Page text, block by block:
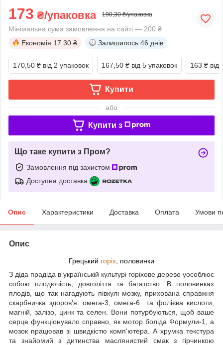
173 ₴/упаковка 190,30 ₴/упаковка
Мінімальна сума замовлення на сайті — 200 ₴
Економія 17.30 ₴ Залишилось 46 днів
170,50 ₴ від 2 упаковок 167,50 ₴ від 5 упаковок 163 ₴ від
Купити
або
Купити з
Що таке купити з Пром?
Замовлення під захистом
Доступна доставка
Опис Характеристики Доставка Оплата Умови
Опис
Грецький горіх , половинки
З діда прадіда в українській культурі горіхове дерево уособлює
собою плодючість, довголіття та багатство. В половинках
плодів, що так нагадують півкулі мозку, прихована справжня
скарбничка здоров'я: омега-3, омега-6 та фолієва кислоти,
магній, залізо, цинк та селен. Вони потурбуються, щоб ваше
серце функціонувало справно, як мотор боліда Формули-1, а
мозок працював зі швидкістю комп'ютера. А хрумка текстура
та знайомий з дитинства маслянистий смак з гірчинкою